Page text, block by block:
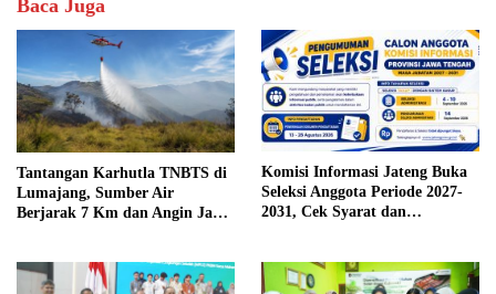
Baca Juga
Tantangan Karhutla TNBTS di
Lumajang, Sumber Air
Berjarak 7 Km dan Angin Jadi
Komisi Informasi Jateng Buka
Seleksi Anggota Periode 2027-
2031, Cek Syarat dan